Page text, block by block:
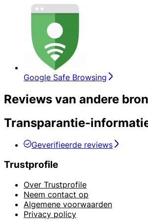
Google Safe Browsing
Reviews van andere
Transparantie-
Geverifieerde reviews
Trustprofile
Over Trustprofile
Neem contact op
Algemene voorwaarden
Privacy policy